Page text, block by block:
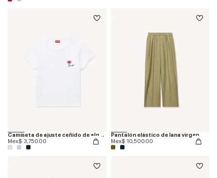
Camiseta de ajuste ceñido de algodón bordada 'KENZO Tulip'
Mex$ 3,750.00
Pantalón elástico de lana virgen
Mex$ 10,500.00